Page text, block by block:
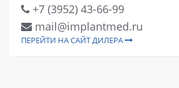
+7 (3952) 43-66-99
mail@implantmed.ru
ПЕРЕЙТИ НА САЙТ ДИЛЕРА